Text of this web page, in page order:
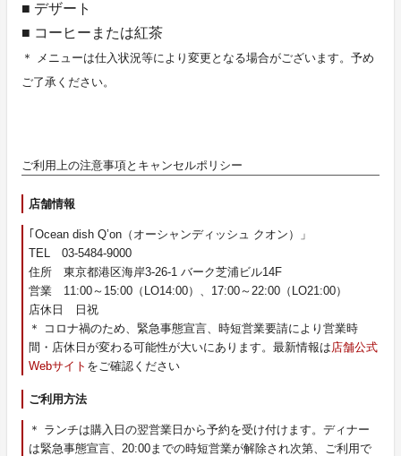
■ デザート
■ コーヒーまたは紅茶
＊ メニューは仕入状況等により変更となる場合がございます。予め
ご了承ください。
ご利用上の注意事項とキャンセルポリシー
店舗情報
｢Ocean dish Q’on（オーシャンディッシュ クオン）」
TEL 03-5484-9000
住所 東京都港区海岸3-26-1 バーク芝浦ビル14F
営業 11:00～15:00（LO14:00）、17:00～22:00（LO21:00）
店休日 日祝
＊ コロナ禍のため、緊急事態宣言、時短営業要請により営業時
間・店休日が変わる可能性が大いにあります。最新情報は店舗公式
Webサイト をご確認ください
ご利用方法
＊ ランチは購入日の翌営業日から予約を受け付けます。ディナー
は緊急事態宣言、20:00までの時短営業が解除され次第、ご利用で